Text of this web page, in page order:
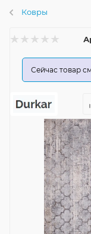
Ковры
Сейчас товар